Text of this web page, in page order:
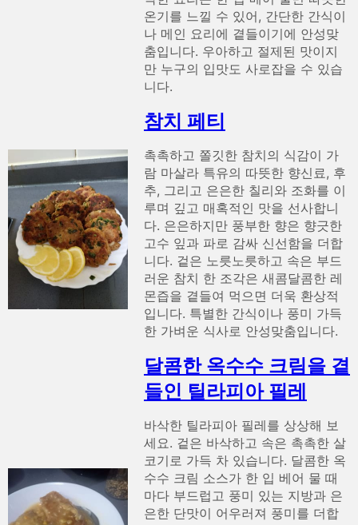
온기를 느낄 수 있어, 간단한 간식이
나 메인 요리에 곁들이기에 안성맞
춤입니다. 우아하고 절제된 맛이지
만 누구의 입맛도 사로잡을 수 있습
니다.
참치 페티
촉촉하고 쫄깃한 참치의 식감이 가
람 마살라 특유의 따뜻한 향신료, 후
추, 그리고 은은한 칠리와 조화를 이
루며 깊고 매혹적인 맛을 선사합니
다. 은은하지만 풍부한 향은 향긋한
고수 잎과 파로 감싸 신선함을 더합
니다. 겉은 노릇노릇하고 속은 부드
러운 참치 한 조각은 새콤달콤한 레
몬즙을 곁들여 먹으면 더욱 환상적
입니다. 특별한 간식이나 풍미 가득
한 가벼운 식사로 안성맞춤입니다.
달콤한 옥수수 크림을 곁
들인 틸라피아 필레
바삭한 틸라피아 필레를 상상해 보
세요. 겉은 바삭하고 속은 촉촉한 살
코기로 가득 차 있습니다. 달콤한 옥
수수 크림 소스가 한 입 베어 물 때
마다 부드럽고 풍미 있는 지방과 은
은한 단맛이 어우러져 풍미를 더합